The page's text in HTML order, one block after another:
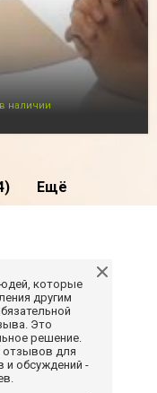
наличии
Ещё
которые
другим
Это
решение.
отзывов для
и обсуждений -